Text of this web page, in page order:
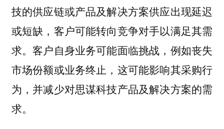
技的供应链或产品及解决方案供应出现延迟
或短缺，客户可能转向竞争对手以满足其需
求。客户自身业务可能面临挑战，例如丧失
市场份额或业务终止，这可能影响其采购行
为，并减少对思谋科技产品及解决方案的需
求。